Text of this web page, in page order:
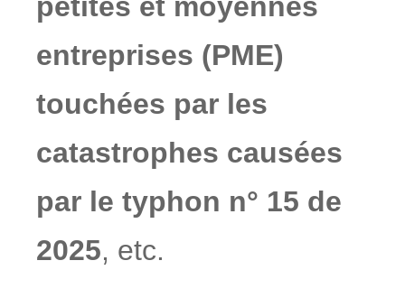
entreprises (PME)
touchées par les
catastrophes causées
par le typhon n° 15 de
2025, etc.